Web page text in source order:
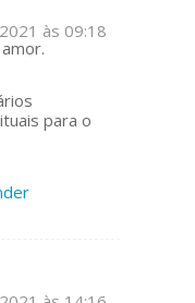
às 09:18
para o